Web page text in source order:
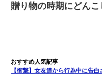
発見。しかも「ヒィ～」みた
て近寄ったら女の子がおっさ
贈り物の時期にどん
【衝撃】女友達から行為中に告